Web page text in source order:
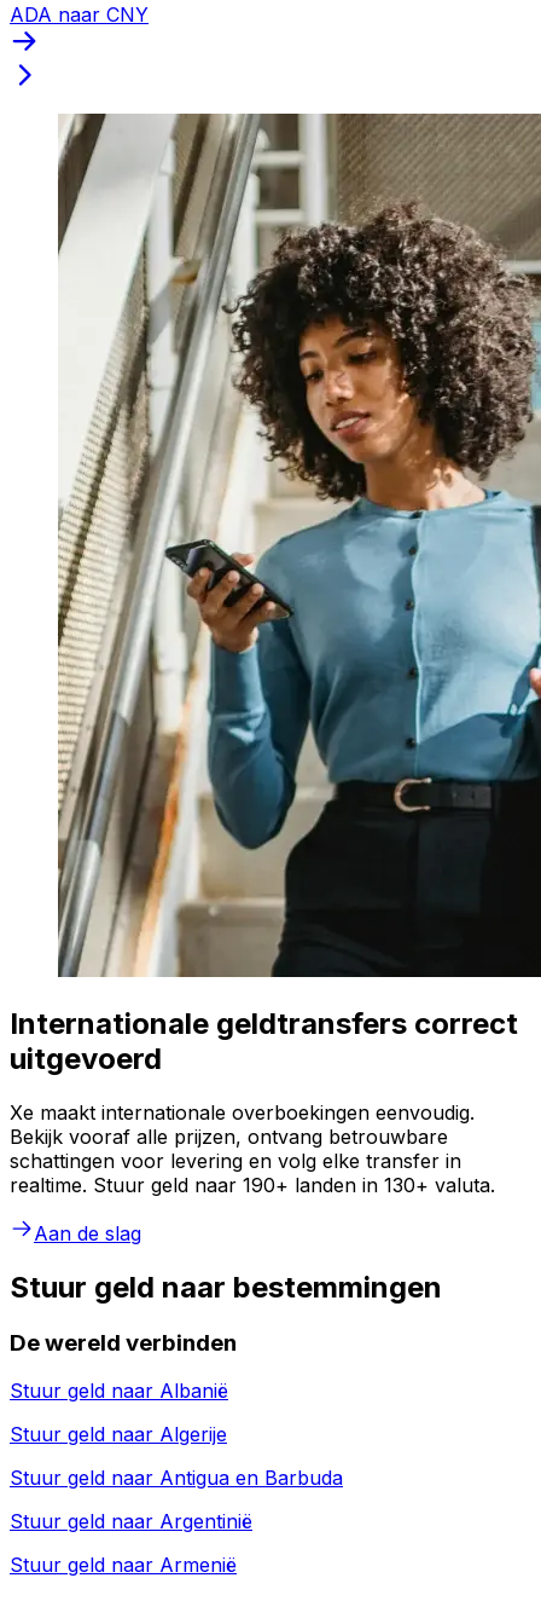
ADA naar CNY
Internationale geldtransfers correct
uitgevoerd
Xe maakt internationale overboekingen eenvoudig.
Bekijk vooraf alle prijzen, ontvang betrouwbare
schattingen voor levering en volg elke transfer in
realtime. Stuur geld naar 190+ landen in 130+ valuta.
Aan de slag
Stuur geld naar bestemmingen
De wereld verbinden
Stuur geld naar Albanië
Stuur geld naar Algerije
Stuur geld naar Antigua en Barbuda
Stuur geld naar Argentinië
Stuur geld naar Armenië